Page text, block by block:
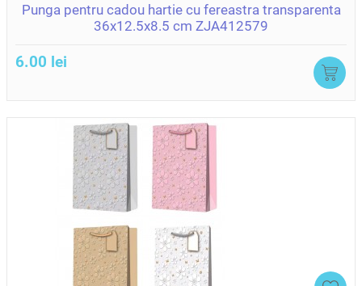
Punga pentru cadou hartie cu fereastra transparenta
36x12.5x8.5 cm ZJA412579
6.00 lei